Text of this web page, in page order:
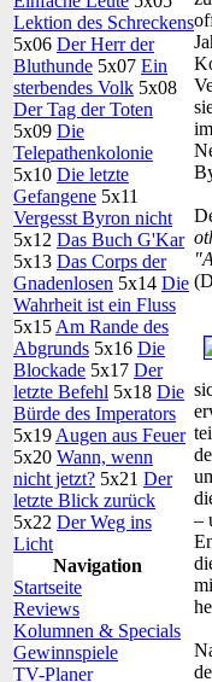
Lektion des Schreckens
5x06 Der Herr der
Bluthunde 5x07 Ein
sterbendes Volk 5x08
Der Tag der Toten
5x09 Die
Telepathenkolonie
5x10 Die letzte
Gefangene 5x11
Vergesst Byron nicht
5x12 Das Buch G'Kar
5x13 Das Corps der
Gnadenlosen 5x14 Die
Wahrheit ist ein Fluss
5x15 Am Rande des
Abgrunds 5x16 Die
Blockade 5x17 Der
letzte Befehl 5x18 Die
Bürde des Imperators
5x19 Augen aus Feuer
5x20 Wann, wenn
nicht jetzt? 5x21 Der
letzte Blick zurück
5x22 Der Weg ins
Licht
Navigation
Startseite
Reviews
Kolumnen & Specials
Gewinnspiele
TV-Planer
–